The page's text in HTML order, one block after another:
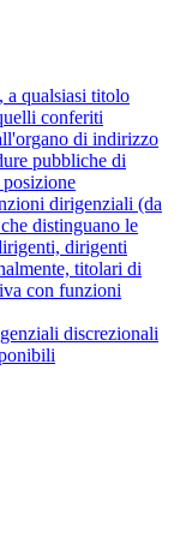
qualsiasi titolo
conferiti
di indirizzo
pubbliche di
dirigenziali (da
distinguano le
dirigenti
titolari di
con funzioni
discrezionali